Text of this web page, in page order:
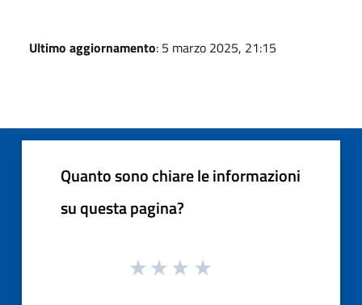
Ultimo aggiornamento: 5 marzo 2025, 21:15
Quanto sono chiare le informazioni
su questa pagina?